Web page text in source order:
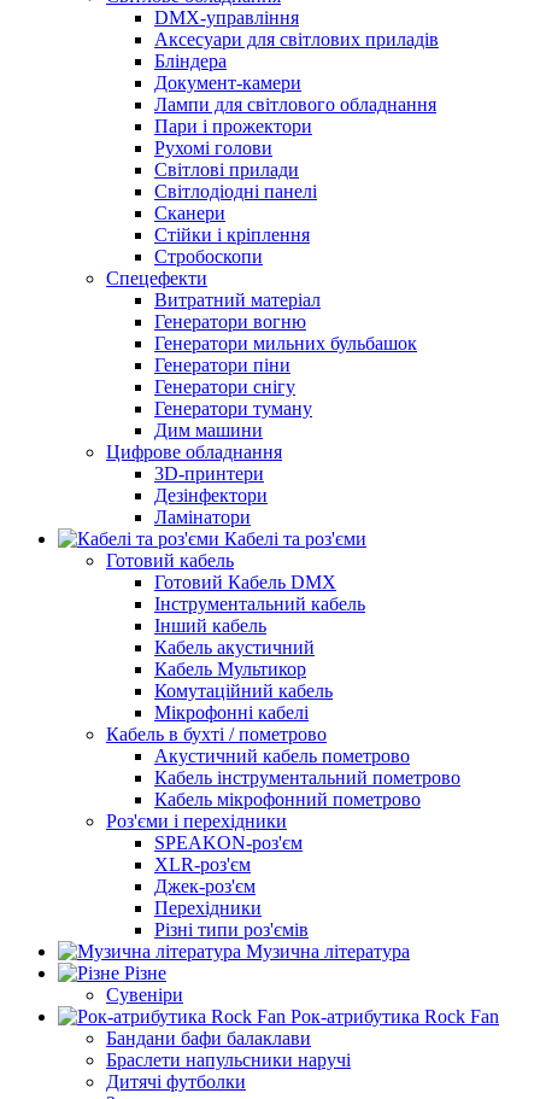
DMX-управління
Аксесуари для світлових приладів
Бліндера
Документ-камери
Лампи для світлового обладнання
Пари і прожектори
Рухомі голови
Світлові прилади
Світлодіодні панелі
Сканери
Стійки і кріплення
Стробоскопи
Спецефекти
Витратний матеріал
Генератори вогню
Генератори мильних бульбашок
Генератори піни
Генератори снігу
Генератори туману
Дим машини
Цифрове обладнання
3D-принтери
Дезінфектори
Ламінатори
Кабелі та роз'єми
Готовий кабель
Готовий Кабель DMX
Інструментальний кабель
Інший кабель
Кабель акустичний
Кабель Мультикор
Комутаційний кабель
Мікрофонні кабелі
Кабель в бухті / пометрово
Акустичний кабель пометрово
Кабель інструментальний пометрово
Кабель мікрофонний пометрово
Роз'єми і перехідники
SPEAKON-роз'єм
XLR-роз'єм
Джек-роз'єм
Перехідники
Різні типи роз'ємів
Музична література
Різне
Сувеніри
Рок-атрибутика Rock Fan
Бандани бафи балаклави
Браслети напульсники наручі
Дитячі футболки